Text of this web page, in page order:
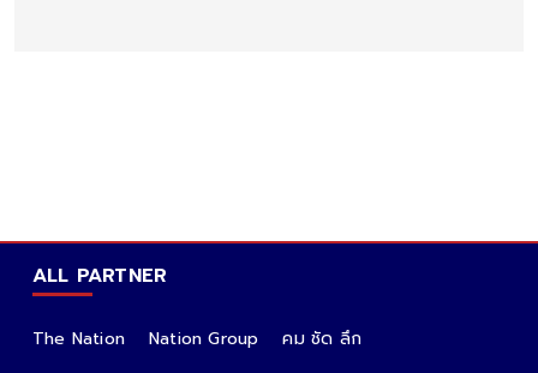
ALL PARTNER
The Nation Nation Group
คม ชัด ลึก